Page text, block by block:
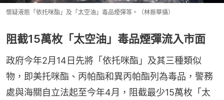
懷疑液態「依托咪酯」及「太空油」毒品煙彈等。（林振華攝）
阻截15萬枚「太空油」毒品煙彈流入市面
政府今年2月14日先將「依托咪酯」及其三種類似
物，即美托咪酯、丙帕酯和異丙帕酯列為毒品，警務
處與海關自立法起至今年4月，阻截最少15萬枚「太